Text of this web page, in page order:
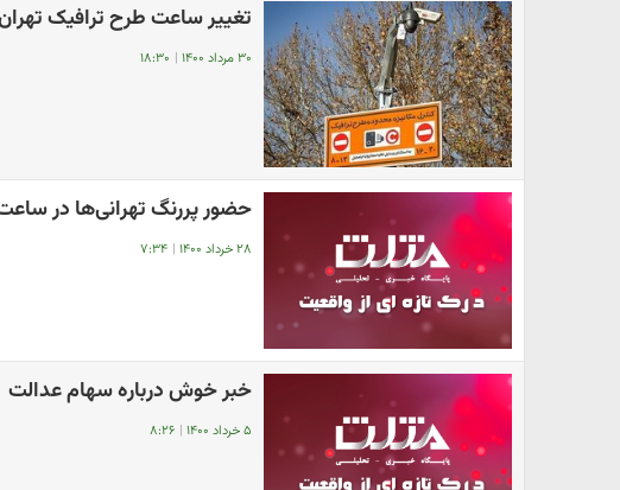
تغییر ساعت طرح ترافیک
۳۰ مرداد ۱۴۰۰ | ۱۸:۳۰
حضور پررنگ تهرانی‌ها در
۲۸ خرداد ۱۴۰۰ | ۷:۳۴
خبر خوش درباره سهام عدالت
۵ خرداد ۱۴۰۰ | ۸:۲۶